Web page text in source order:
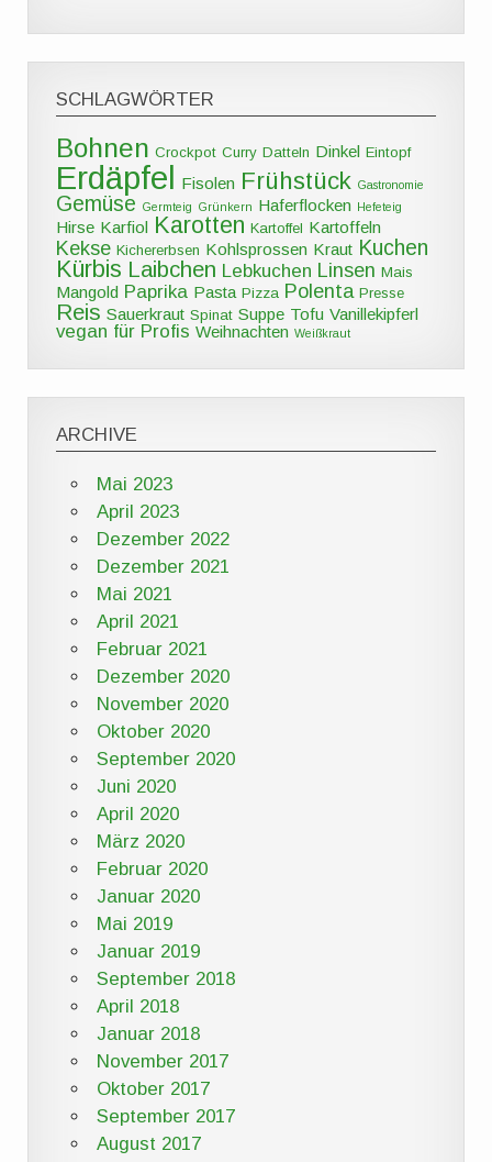
SCHLAGWÖRTER
Bohnen Crockpot Curry Datteln Dinkel Eintopf
Erdäpfel Fisolen Frühstück Gastronomie
Gemüse Germteig Grünkern Haferflocken Hefeteig
Hirse Karfiol Karotten Kartoffel Kartoffeln
Kekse Kichererbsen Kohlsprossen Kraut Kuchen
Kürbis Laibchen Lebkuchen Linsen Mais
Mangold Paprika Pasta Pizza Polenta Presse
Reis Sauerkraut Spinat Suppe Tofu Vanillekipferl
vegan für Profis Weihnachten Weißkraut
ARCHIVE
Mai 2023
April 2023
Dezember 2022
Dezember 2021
Mai 2021
April 2021
Februar 2021
Dezember 2020
November 2020
Oktober 2020
September 2020
Juni 2020
April 2020
März 2020
Februar 2020
Januar 2020
Mai 2019
Januar 2019
September 2018
April 2018
Januar 2018
November 2017
Oktober 2017
September 2017
August 2017